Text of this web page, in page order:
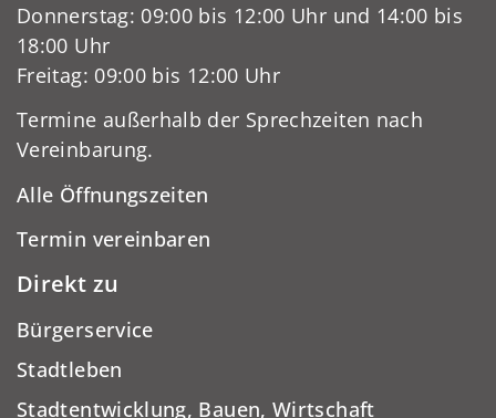
Donnerstag: 09:00 bis 12:00 Uhr und 14:00 bis
18:00 Uhr
Freitag: 09:00 bis 12:00 Uhr
Termine außerhalb der Sprechzeiten nach
Vereinbarung.
Alle Öffnungszeiten
Termin vereinbaren
Direkt zu
Bürgerservice
Stadtleben
Stadtentwicklung, Bauen, Wirtschaft